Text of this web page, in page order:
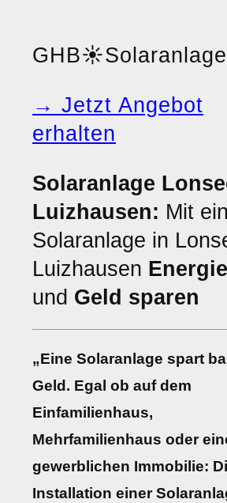
GHB☀️Solaranlage
→ Jetzt Angebot
erhalten
Solaranlage
Luizhausen: Mit
Solaranlage in
Luizhausen Energie
und Geld sparen
„Eine Solaranlage spart
Geld. Egal ob auf dem
Einfamilienhaus,
Mehrfamilienhaus oder
gewerblichen Immobilie:
Installation einer